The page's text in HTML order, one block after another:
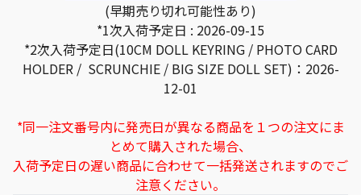
(早期売り切れ可能性あり)
*1次入荷予定日 : 2026-09-15
*2次入荷予定日(10CM DOLL KEYRING / PHOTO CARD
HOLDER / SCRUNCHIE / BIG SIZE DOLL SET)：2026-
12-01
*同一注文番号内に発売日が異なる商品を１つの注文にま
とめて購入された場合、
入荷予定日の遅い商品に合わせて一括発送されますのでご
注意ください。